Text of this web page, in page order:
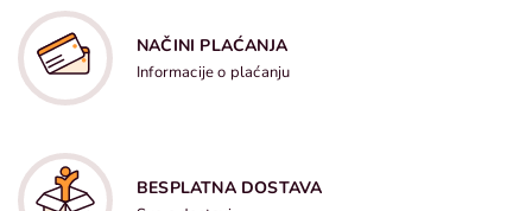
NAČINI PLAĆANJA
Informacije o plaćanju
BESPLATNA DOSTAVA